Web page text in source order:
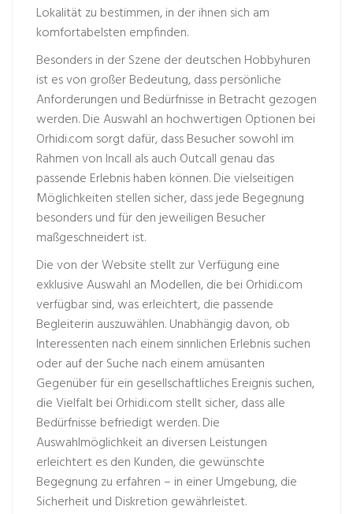
Lokalität zu bestimmen, in der ihnen sich am
komfortabelsten empfinden.
Besonders in der Szene der deutschen Hobbyhuren
ist es von großer Bedeutung, dass persönliche
Anforderungen und Bedürfnisse in Betracht gezogen
werden. Die Auswahl an hochwertigen Optionen bei
Orhidi.com sorgt dafür, dass Besucher sowohl im
Rahmen von Incall als auch Outcall genau das
passende Erlebnis haben können. Die vielseitigen
Möglichkeiten stellen sicher, dass jede Begegnung
besonders und für den jeweiligen Besucher
maßgeschneidert ist.
Die von der Website stellt zur Verfügung eine
exklusive Auswahl an Modellen, die bei Orhidi.com
verfügbar sind, was erleichtert, die passende
Begleiterin auszuwählen. Unabhängig davon, ob
Interessenten nach einem sinnlichen Erlebnis suchen
oder auf der Suche nach einem amüsanten
Gegenüber für ein gesellschaftliches Ereignis suchen,
die Vielfalt bei Orhidi.com stellt sicher, dass alle
Bedürfnisse befriedigt werden. Die
Auswahlmöglichkeit an diversen Leistungen
erleichtert es den Kunden, die gewünschte
Begegnung zu erfahren – in einer Umgebung, die
Sicherheit und Diskretion gewährleistet.